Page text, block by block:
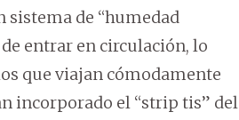
sistema de “humedad
entrar en circulación, lo
que viajan cómodamente
incorporado el “strip tis” del